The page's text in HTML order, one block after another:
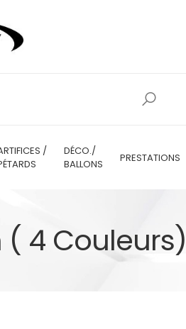
/
DÉCO./
BALLONS
PRESTATIONS
( 4 Couleurs)